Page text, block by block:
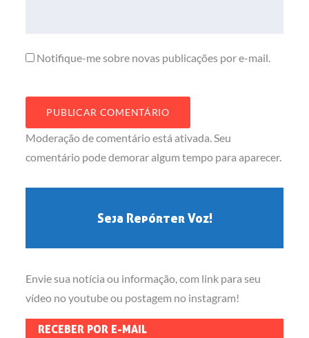
Notifique-me sobre novas publicações por e-mail.
Moderação de comentário está ativada. Seu
comentário pode demorar algum tempo para aparecer.
Seja Repórter Voz!
Envie sua notícia ou informação, com link para seu
vídeo no youtube ou postagem no instagram!
RECEBER POR E-MAIL